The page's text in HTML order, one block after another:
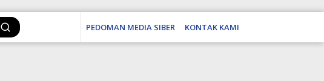
PEDOMAN MEDIA SIBER KONTAK KAMI